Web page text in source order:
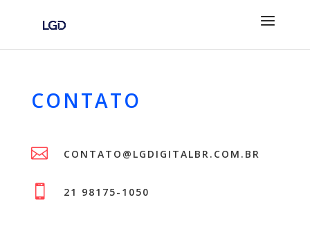
CONTATO
 CONTATO@LGDIGITALBR.COM.BR
 21 98175-1050